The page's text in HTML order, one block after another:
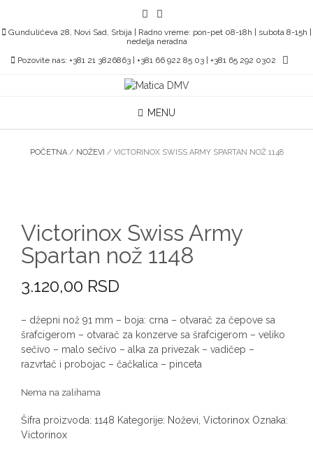
content
Gundulićeva 28, Novi Sad, Srbija | Radno vreme: pon-pet 08-18h | subota 8-15h |
nedelja neradna
Pozovite nas: +381 21 3826863 | +381 66 922 85 03 | +381 65 292 0302
MENU
POČETNA/ NOŽEVI / VICTORINOX SWISS ARMY SPARTAN NOŽ 1148
Victorinox Swiss Army
Spartan nož 1148
3.120,00 RSD
– džepni nož 91 mm – boja: crna – otvarač za čepove sa
šrafcigerom – otvarač za konzerve sa šrafcigerom – veliko
sečivo – malo sečivo – alka za privezak – vadičep –
razvrtač i probojac – čačkalica – pinceta
Nema na zalihama
Šifra proizvoda: 1148 Kategorije: Noževi, Victorinox Oznaka:
Victorinox